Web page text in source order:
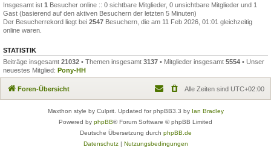
Insgesamt ist 1 Besucher online :: 0 sichtbare Mitglieder, 0 unsichtbare Mitglieder und 1
Gast (basierend auf den aktiven Besuchern der letzten 5 Minuten)
Der Besucherrekord liegt bei 2547 Besuchern, die am 11 Feb 2026, 01:01 gleichzeitig
online waren.
STATISTIK
Beiträge insgesamt 21032 • Themen insgesamt 3137 • Mitglieder insgesamt 5554 • Unser
neuestes Mitglied: Pony-HH
Foren-Übersicht Alle Zeiten sind UTC+02:00
Maxthon style by Culprit. Updated for phpBB3.3 by Ian Bradley
Powered by phpBB® Forum Software © phpBB Limited
Deutsche Übersetzung durch phpBB.de
Datenschutz| Nutzungsbedingungen